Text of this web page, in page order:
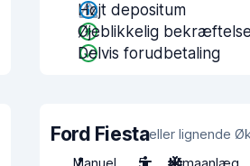
Højt depositum
Øjeblikkelig
Delvis forudbetaling
Ford Fiestaeller lignende